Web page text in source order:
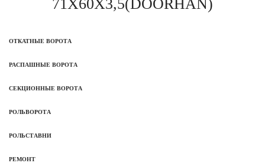
71Х60Х3,5(DOORHAN)
ОТКАТНЫЕ ВОРОТА
РАСПАШНЫЕ ВОРОТА
СЕКЦИОННЫЕ ВОРОТА
РОЛЬВОРОТА
РОЛЬСТАВНИ
РЕМОНТ